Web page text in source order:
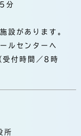
分
設があります。
ールセンターへ
付時間／8時
所